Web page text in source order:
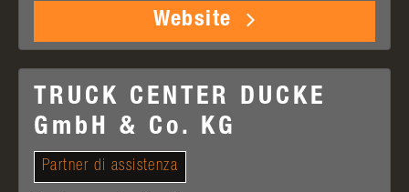
Website
TRUCK CENTER DUCKE
GmbH & Co. KG
Partner di assistenza